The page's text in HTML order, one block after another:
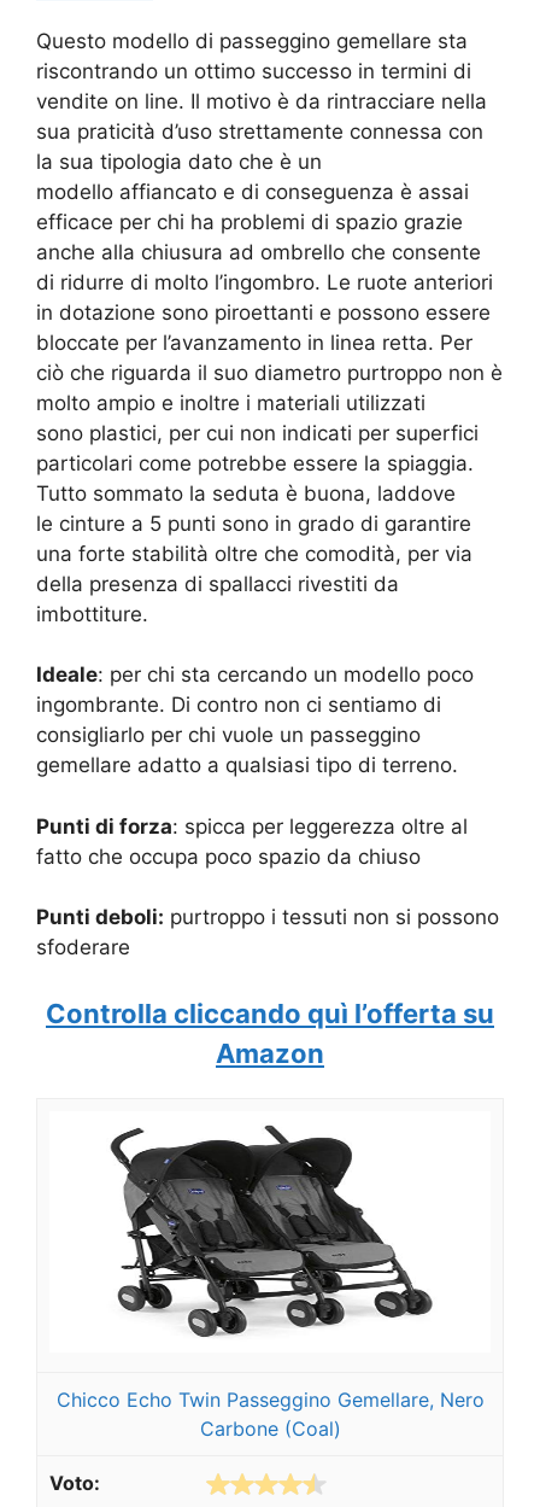
Questo modello di passeggino gemellare sta
riscontrando un ottimo successo in termini di
vendite on line. Il motivo è da rintracciare nella
sua praticità d’uso strettamente connessa con
la sua tipologia dato che è un
modello affiancato e di conseguenza è assai
efficace per chi ha problemi di spazio grazie
anche alla chiusura ad ombrello che consente
di ridurre di molto l’ingombro. Le ruote anteriori
in dotazione sono piroettanti e possono essere
bloccate per l’avanzamento in linea retta. Per
ciò che riguarda il suo diametro purtroppo non è
molto ampio e inoltre i materiali utilizzati
sono plastici, per cui non indicati per superfici
particolari come potrebbe essere la spiaggia.
Tutto sommato la seduta è buona, laddove
le cinture a 5 punti sono in grado di garantire
una forte stabilità oltre che comodità, per via
della presenza di spallacci rivestiti da
imbottiture.
Ideale: per chi sta cercando un modello poco
ingombrante. Di contro non ci sentiamo di
consigliarlo per chi vuole un passeggino
gemellare adatto a qualsiasi tipo di terreno.
Punti di forza: spicca per leggerezza oltre al
fatto che occupa poco spazio da chiuso
Punti deboli: purtroppo i tessuti non si possono
sfoderare
Controlla cliccando quì l’offerta su
Amazon
Chicco Echo Twin Passeggino Gemellare, Nero
Carbone (Coal)